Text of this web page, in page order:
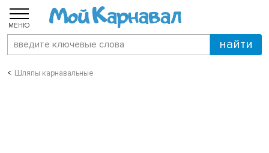
МЕНЮ
Шляпы карнавальные